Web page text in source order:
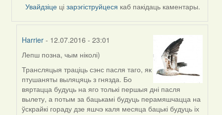
Увайдзіце цізарэгіструйцеся каб пакідаць каментары.
Harrier - 12.07.2016 - 23:01
In
reply
to
by
Мікалай
(госць)
Лепш позна, чым ніколі)
Трансляцыя траціць сэнс пасля таго, як
птушаняты выляцяць з гнязда. Бо
вяртацца будуць на яго толькі першыя дні пасля
вылету, а потым за бацькамі будуць перамяшчацца на
ўскрайкі гораду дзе яшчэ каля месяца бацькі будуць іх